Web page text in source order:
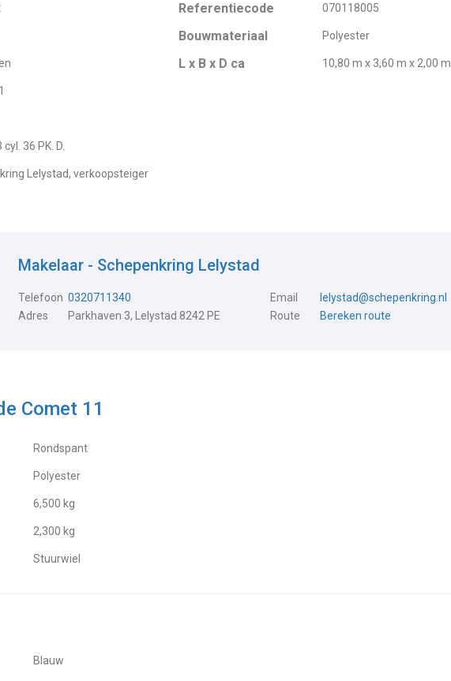
cyl. 36 PK. D.
Lelystad, verkoopsteiger
Referentiecode 070118005
Bouwmateriaal Polyester
L x B x D ca 10,80 m x 3,60 m x 2,00 m
Makelaar - Schepenkring Lelystad
Telefoon 0320711340 Email
lelystad@schepenkring.nl
Adres
Parkhaven 3, Lelystad 8242 PE Route Bereken route
Comet 11
Rondspant
Polyester
6,500 kg
2,300 kg
Stuurwiel
Blauw